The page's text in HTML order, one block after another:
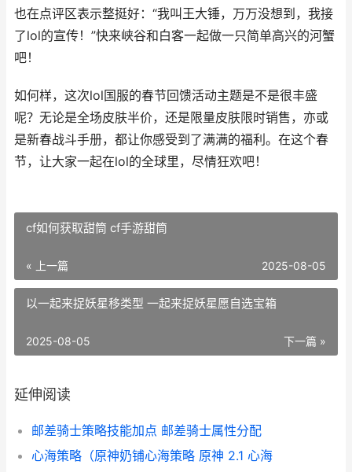
也在点评区表示整挺好：“我叫王大锤，万万没想到，我接
了lol的宣传！”快来峡谷和白客一起做一只简单高兴的河蟹
吧！
如何样，这次lol国服的春节回馈活动主题是不是很丰盛
呢？无论是全场皮肤半价，还是限量皮肤限时销售，亦或
是新春战斗手册，都让你感受到了满满的福利。在这个春
节，让大家一起在lol的全球里，尽情狂欢吧！
cf如何获取甜筒 cf手游甜筒
« 上一篇 2025-08-05
以一起来捉妖星移类型 一起来捉妖星愿自选宝箱
下一篇 »
2025-08-05
延伸阅读
邮差骑士策略技能加点 邮差骑士属性分配
心海策略（原神奶铺心海策略 原神 2.1 心海